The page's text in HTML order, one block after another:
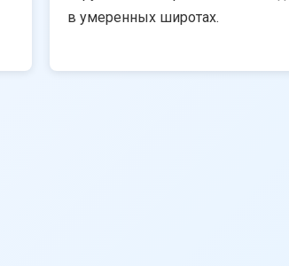
в умеренных широтах.